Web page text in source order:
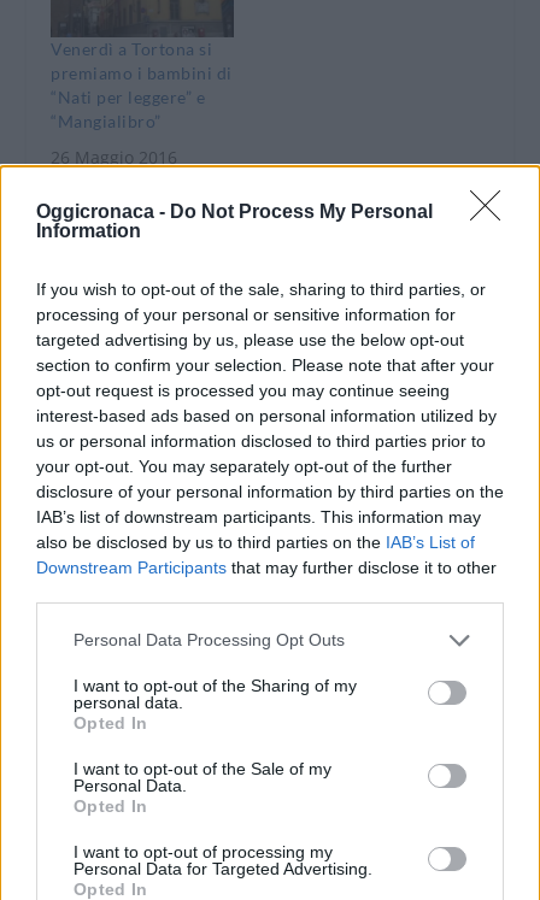
Oggicronaca - Do Not Process My Personal
Information
If you wish to opt-out of the sale, sharing to third parties, or
processing of your personal or sensitive information for
targeted advertising by us, please use the below opt-out
section to confirm your selection. Please note that after your
opt-out request is processed you may continue seeing
interest-based ads based on personal information utilized by
us or personal information disclosed to third parties prior to
your opt-out. You may separately opt-out of the further
disclosure of your personal information by third parties on the
IAB’s list of downstream participants. This information may
also be disclosed by us to third parties on the IAB’s List of
Downstream Participants that may further disclose it to other
Personal Data Processing Opt Outs
I want to opt-out of the Sharing of my
personal data.
Opted In
I want to opt-out of the Sale of my
Personal Data.
Opted In
I want to opt-out of processing my
Personal Data for Targeted Advertising.
Opted In
Venerdì a Tortona si
premiamo i bambini di
“Nati per leggere” e
“Mangialibro”
26 Maggio 2016
CONDIVIDERE:
VALUTARE: